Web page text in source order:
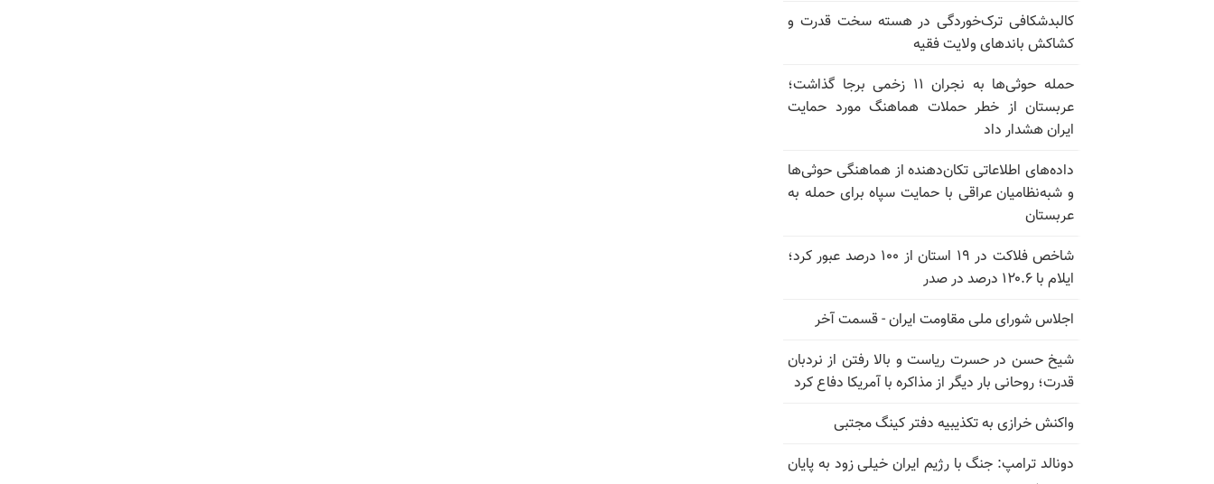
کالبدشکافی ترک‌خوردگی در هسته سخت قدرت و
کشاکش باندهای ولایت فقیه
حمله حوثی‌ها به نجران ۱۱ زخمی برجا گذاشت؛
عربستان از خطر حملات هماهنگ مورد حمایت
ایران هشدار داد
داده‌های اطلاعاتی تکان‌دهنده از هماهنگی حوثی‌ها
و شبه‌نظامیان عراقی با حمایت سپاه برای حمله به
عربستان
شاخص فلاکت در ۱۹ استان از ۱۰۰ درصد عبور کرد؛
ایلام با ۱۲۰.۶ درصد در صدر
اجلاس شورای ملی مقاومت ایران - قسمت آخر
شیخ حسن در حسرت ریاست و بالا رفتن از نردبان
قدرت؛ روحانی بار دیگر از مذاکره با آمریکا دفاع کرد
واکنش خرازی به تکذیبیه دفتر کینگ مجتبی
دونالد ترامپ: جنگ با رژیم ایران خیلی زود به پایان